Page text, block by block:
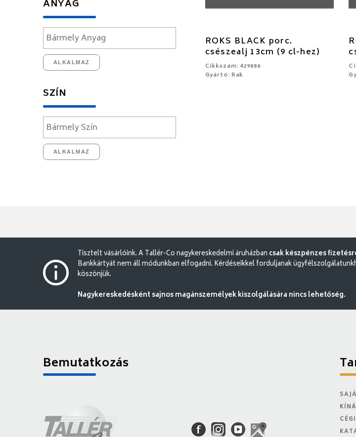
ANYAG
ALKALMAZ
SZÍN
ALKALMAZ
ROKS BLACK porc.
csészealj 13cm (9 cl-hez)
Cikkszám: 429886
Gyártó: Rak
Tisztelt vásárlóink. A Tallér-Co nagykereskedelmi áruházban csak készpénzes
Bankkártyát nem áll módunkban elfogadni. Kérdéseikkel forduljanak
köszönjük.
Nagykereskedésként sajnos magánszemélyek kiszolgálására nincs lehetőség.
Bemutatkozás